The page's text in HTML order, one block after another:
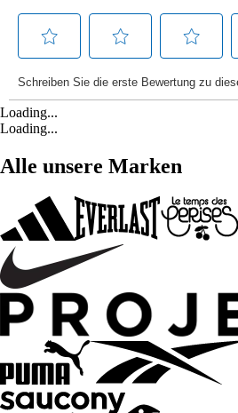
Loading...
Loading...
Alle unsere Marken